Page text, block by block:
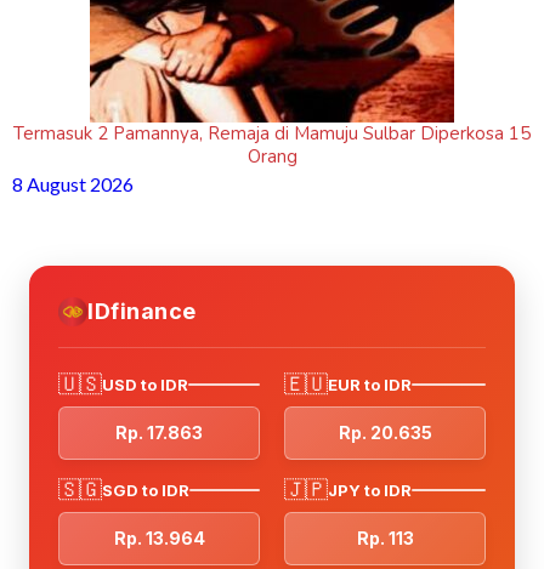
Termasuk 2 Pamannya, Remaja di Mamuju Sulbar Diperkosa 15
Orang
8 August 2026
IDfinance
🇺🇸USD to IDR
Rp. 17.863
🇪🇺EUR to IDR
Rp. 20.635
🇸🇬SGD to IDR
Rp. 13.964
🇯🇵JPY to IDR
Rp. 113